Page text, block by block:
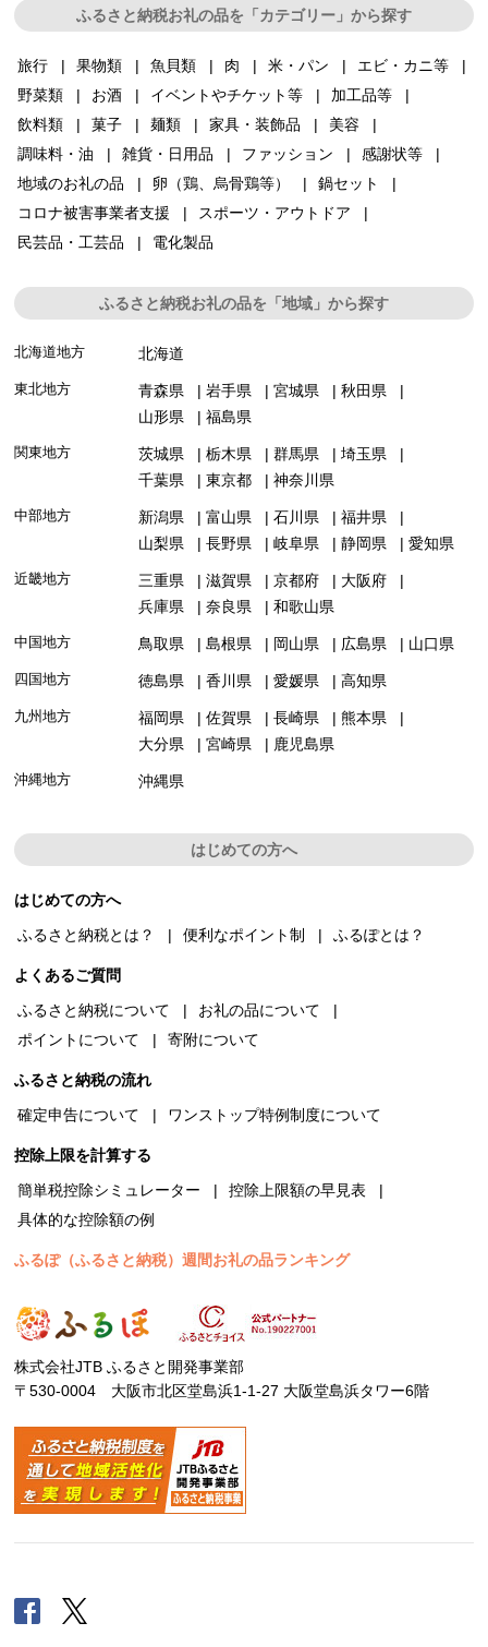
ふるさと納税お礼の品を「カテゴリー」から探す
旅行 果物類 魚貝類 肉 米・パン
エビ・カニ等
野菜類
お酒 イベントやチケット等
加工品等
飲料類
菓子 麺類 家具・装飾品
美容
調味料・油
雑貨・日用品 ファッション
感謝状等
地域のお礼の品
卵（鶏、烏骨鶏等）
鍋セット
コロナ被害事業者支援
スポーツ・アウトドア
民芸品・工芸品
電化製品
ふるさと納税お礼の品を「地域」から探す
北海道地方 北海道
東北地方 青森県 岩手県 宮城県
秋田県
山形県
福島県
関東地方 茨城県 栃木県 群馬県
埼玉県
千葉県
東京都 神奈川県
中部地方 新潟県 富山県 石川県
福井県
山梨県
長野県 岐阜県 静岡県 愛知県
近畿地方 三重県 滋賀県 京都府
大阪府
兵庫県
奈良県 和歌山県
中国地方 鳥取県 島根県 岡山県 広島県 山口県
四国地方 徳島県 香川県 愛媛県 高知県
九州地方 福岡県 佐賀県 長崎県
熊本県
大分県
宮崎県 鹿児島県
沖縄地方 沖縄県
はじめての方へ
はじめての方へ
ふるさと納税とは？
便利なポイント制 ふるぽとは？
よくあるご質問
ふるさと納税について
お礼の品について
ポイントについて
寄附について
ふるさと納税の流れ
確定申告について
ワンストップ特例制度について
控除上限を計算する
簡単税控除シミュレーター
控除上限額の早見表
具体的な控除額の例
ふるぽ（ふるさと納税）週間お礼の品ランキング
株式会社JTB ふるさと開発事業部
〒530-0004 大阪市北区堂島浜1-1-27 大阪堂島浜タワー6階
Facebook